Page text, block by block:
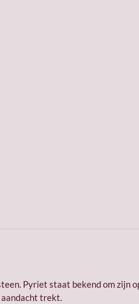
Pyriet staat bekend om zijn
trekt.